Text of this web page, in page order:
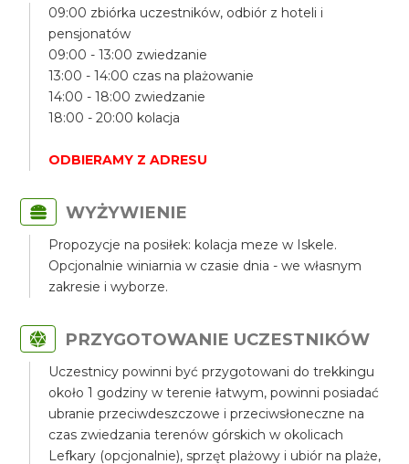
09:00 zbiórka uczestników, odbiór z hoteli i
pensjonatów
09:00 - 13:00 zwiedzanie
13:00 - 14:00 czas na plażowanie
14:00 - 18:00 zwiedzanie
18:00 - 20:00 kolacja
ODBIERAMY Z ADRESU
WYŻYWIENIE
Propozycje na posiłek: kolacja meze w Iskele.
Opcjonalnie winiarnia w czasie dnia - we własnym
zakresie i wyborze.
PRZYGOTOWANIE UCZESTNIKÓW
Uczestnicy powinni być przygotowani do trekkingu
około 1 godziny w terenie łatwym, powinni posiadać
ubranie przeciwdeszczowe i przeciwsłoneczne na
czas zwiedzania terenów górskich w okolicach
Lefkary (opcjonalnie), sprzęt plażowy i ubiór na plaże,